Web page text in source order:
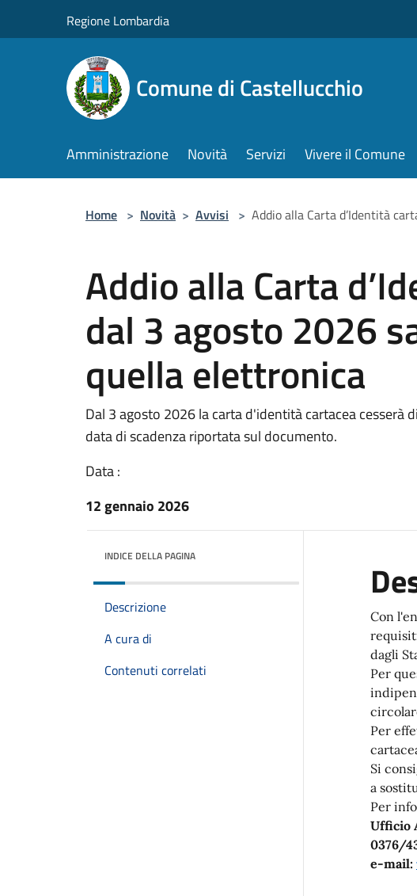
Regione Lombardia
Comune di Castellucchio
Amministrazione Novità Servizi Vivere il Comune
Home > Novità > Avvisi > Addio alla Carta d’Identità
Addio alla Carta
dal 3 agosto 2026
quella elettronica
Dal 3 agosto 2026 la carta d'identità cartacea cesserà
data di scadenza riportata sul documento.
Data :
12 gennaio 2026
INDICE DELLA PAGINA
Descrizione
A cura di
Contenuti correlati
Con
dagli
Per
Per
Si
a
Per
Ufficio
0376/
e-mail: